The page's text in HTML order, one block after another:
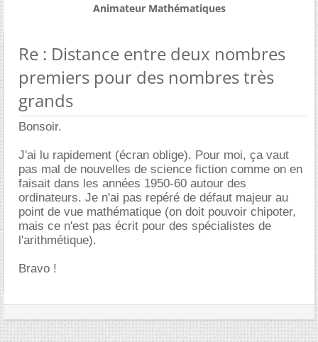
Animateur Mathématiques
Re : Distance entre deux nombres
premiers pour des nombres très
grands
Bonsoir.
J'ai lu rapidement (écran oblige). Pour moi, ça vaut
pas mal de nouvelles de science fiction comme on en
faisait dans les années 1950-60 autour des
ordinateurs. Je n'ai pas repéré de défaut majeur au
point de vue mathématique (on doit pouvoir chipoter,
mais ce n'est pas écrit pour des spécialistes de
l'arithmétique).
Bravo !